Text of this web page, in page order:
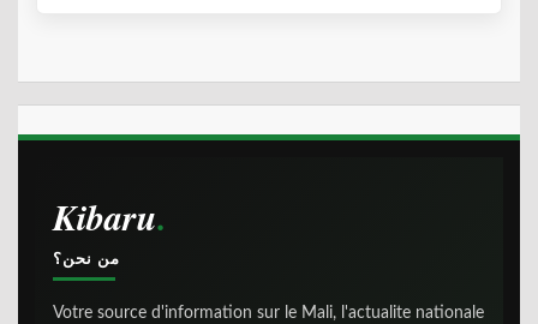
Kibaru
من نحن؟
Votre source d'information sur le Mali, l'actualite nationale